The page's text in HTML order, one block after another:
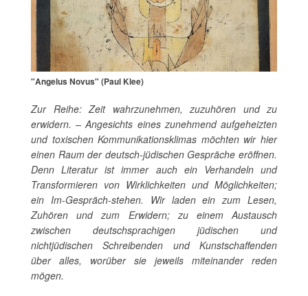
"Angelus Novus" (Paul Klee)
Zur Reihe: Zeit wahrzunehmen, zuzuhören und zu
erwidern. –Angesichts eines zunehmend aufgeheizten
und toxischen Kommunikationsklimas möchten wir hier
einen Raum der deutsch-jüdischen Gespräche eröffnen.
Denn Literatur ist immer auch ein Verhandeln und
Transformieren von Wirklichkeiten und Möglichkeiten;
ein Im-Gespräch-stehen. Wir laden ein zum Lesen,
Zuhören und zum Erwidern; zu einem Austausch
zwischen deutschsprachigen jüdischen und
nichtjüdischen Schreibenden und Kunstschaffenden
über alles, worüber sie jeweils miteinander reden
mögen.